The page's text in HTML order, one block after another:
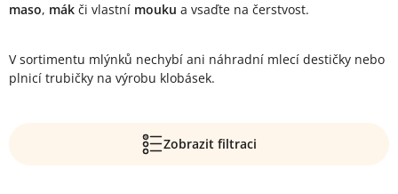
maso, mák či vlastní mouku a vsaďte na čerstvost.
V sortimentu mlýnků nechybí ani náhradní mlecí destičky nebo
plnicí trubičky na výrobu klobásek.
Zobrazit filtraci